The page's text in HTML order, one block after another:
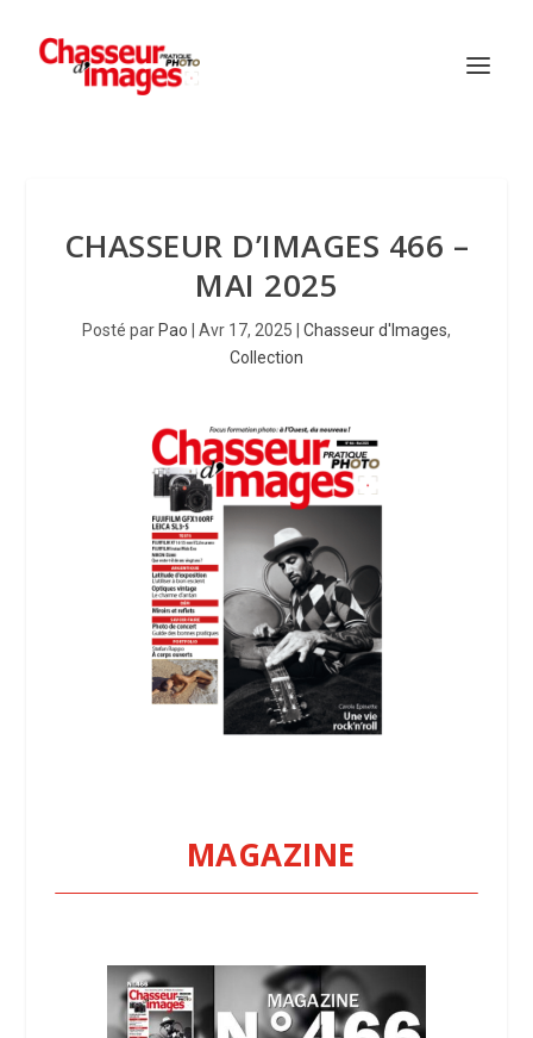
CHASSEUR D’IMAGES 466 –
MAI 2025
Posté par Pao Avr 17, 2025 Chasseur d'Images,
Collection
MAGAZINE